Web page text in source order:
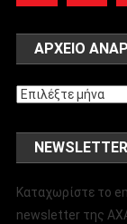
ΑΡΧΕΊΟ
Αρχείο
NEWSLETTER
Καταχωρίστε το
newsletter της